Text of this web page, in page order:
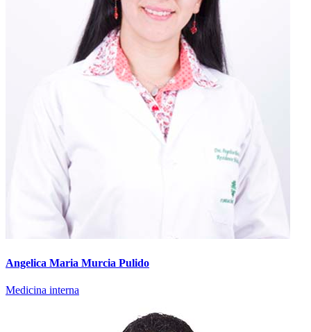
Angelica Maria Murcia Pulido
Medicina interna